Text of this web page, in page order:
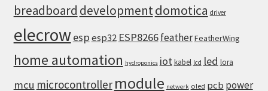
breadboard developmentdomotica driver
elecrowespesp32 ESP8266featherFeatherWing
home automation hydroponics iot kabel lcd led lora
mcu microcontroller module netwerk oled pcb power